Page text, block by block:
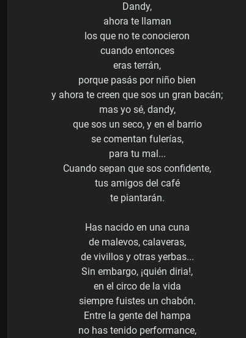
Dandy,
ahora te llaman
los que no te conocieron
cuando entonces
eras terrán,
porque pasás por niño bien
y ahora te creen que sos un gran bacán;
mas yo sé, dandy,
que sos un seco, y en el barrio
se comentan fulerías,
para tu mal...
Cuando sepan que sos confidente,
tus amigos del café
te piantarán.
Has nacido en una cuna
de malevos, calaveras,
de vivillos y otras yerbas...
Sin embargo, ¡quién diria!,
en el circo de la vida
siempre fuistes un chabón.
Entre la gente del hampa
no has tenido performance,